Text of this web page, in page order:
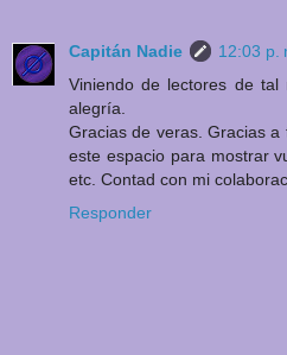
Capitán Nadie
12:03 p.
Viniendo de lectores de
alegría.
Gracias de veras. Gracias
este espacio para mostrar
etc. Contad con mi
Responder